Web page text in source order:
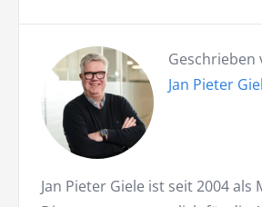
Geschrieben
Jan Pieter
Jan Pieter Giele ist seit 2004 als